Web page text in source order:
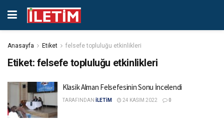
Anasayfa Etiket felsefe topluluğu etkinlikleri
Etiket: felsefe topluluğu etkinlikleri
Klasik Alman Felsefesinin Sonu İncelendi
TARAFINDAN İLETİM 24 KASIM 2022 0